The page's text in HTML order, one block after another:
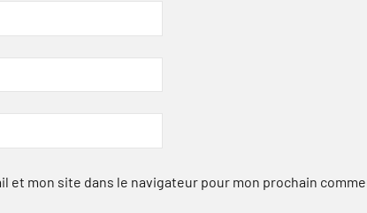
et mon site dans le navigateur pour mon prochain